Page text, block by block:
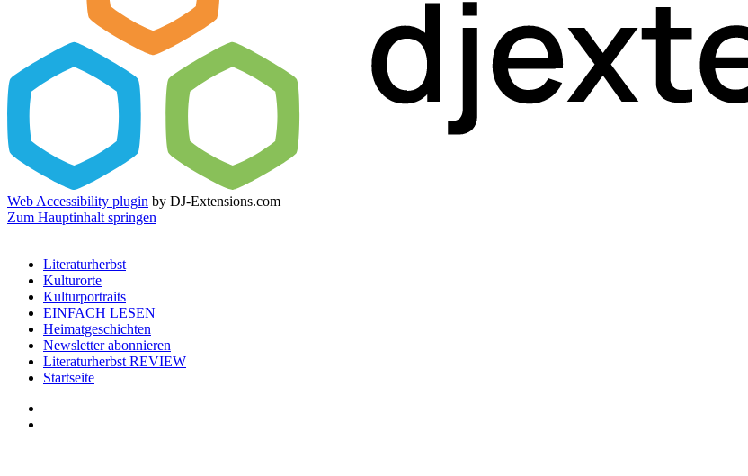
Web Accessibility plugin by DJ-Extensions.com
Zum Hauptinhalt springen
Literaturherbst
Kulturorte
Kulturportraits
EINFACH LESEN
Heimatgeschichten
Newsletter abonnieren
Literaturherbst REVIEW
Startseite